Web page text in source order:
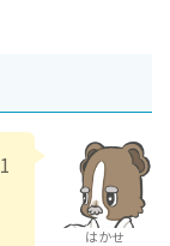
はかせ